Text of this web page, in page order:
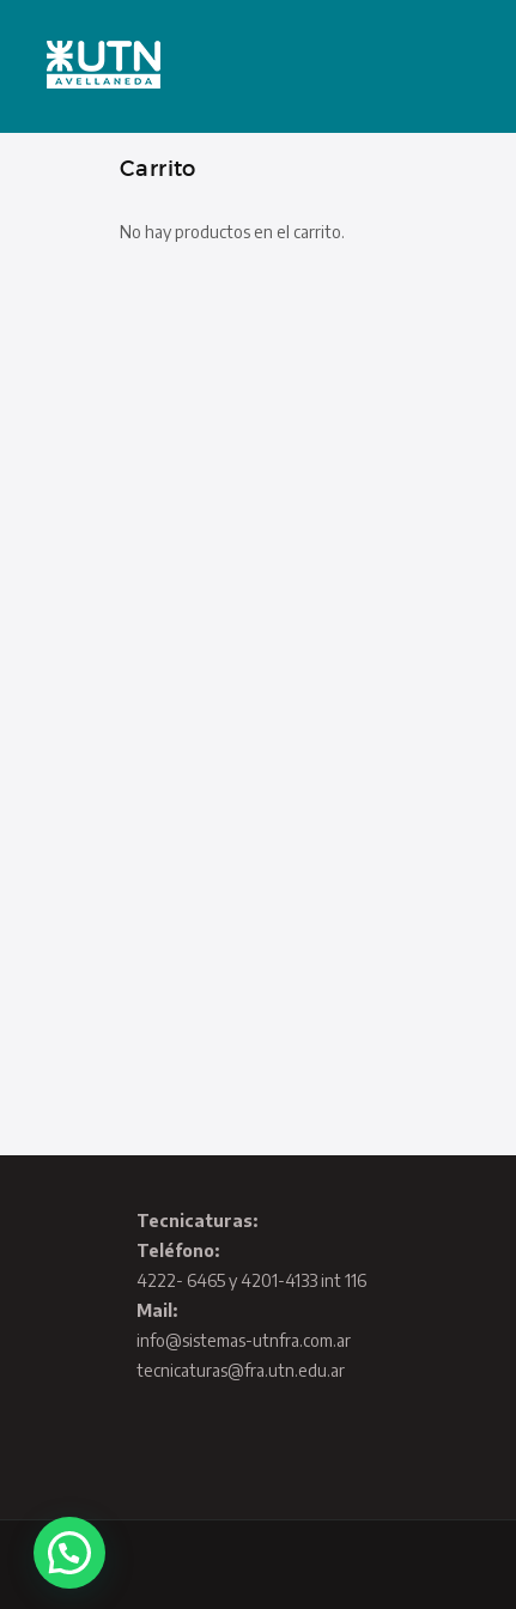
Carrito
No hay productos en el carrito.
Tecnicaturas:
Teléfono:
4222- 6465 y 4201-4133 int 116
Mail:
info@sistemas-utnfra.com.ar
tecnicaturas@fra.utn.edu.ar